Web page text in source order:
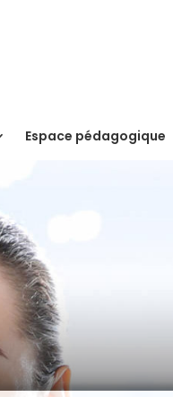
Espace pédagogique